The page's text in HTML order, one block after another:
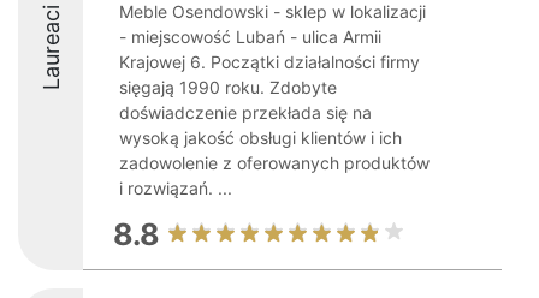
Laureaci
Meble Osendowski - sklep w lokalizacji
- miejscowość Lubań - ulica Armii
Krajowej 6. Początki działalności firmy
sięgają 1990 roku. Zdobyte
doświadczenie przekłada się na
wysoką jakość obsługi klientów i ich
zadowolenie z oferowanych produktów
i rozwiązań. ...
8.8